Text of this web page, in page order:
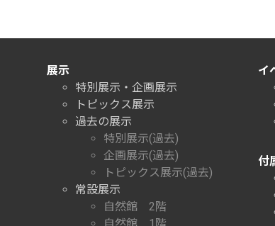
展示
特別展示・企画展示
トピックス展示
過去の展示
特別展示(過去)
企画展示(過去)
トピックス展示(過去)
常設展示
自然館 2階
イ
付